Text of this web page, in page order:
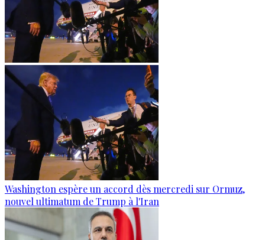
Washington espère un accord dès mercredi sur Ormuz,
nouvel ultimatum de Trump à l'Iran